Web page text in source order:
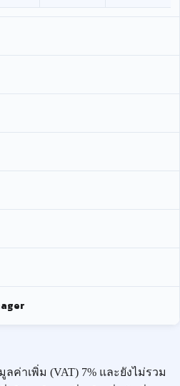
ค่าเพิ่ม (VAT) 7% และยังไม่รวม